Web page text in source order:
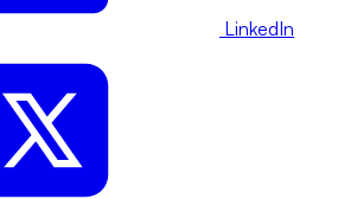
LinkedIn